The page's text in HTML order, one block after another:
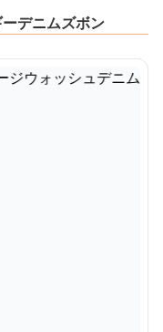
デニムズボン